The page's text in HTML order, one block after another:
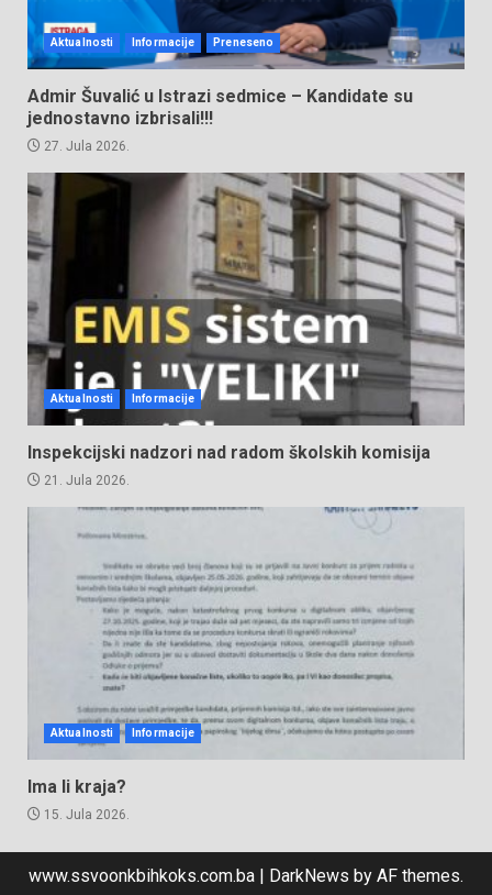
Aktualnosti Informacije Preneseno
Admir Šuvalić u Istrazi sedmice – Kandidate su
jednostavno izbrisali!!!
27. Jula 2026.
Aktualnosti Informacije
Inspekcijski nadzori nad radom školskih komisija
21. Jula 2026.
Aktualnosti Informacije
Ima li kraja?
15. Jula 2026.
www.ssvoonkbihkoks.com.ba DarkNews by AF themes.